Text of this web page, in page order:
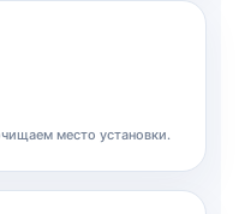
место установки.